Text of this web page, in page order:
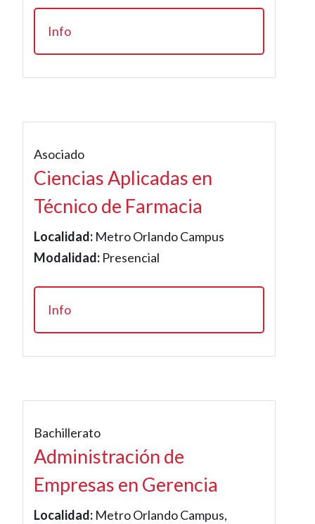
Info
Asociado
Ciencias Aplicadas en
Técnico de Farmacia
Localidad: Metro Orlando Campus
Modalidad: Presencial
Info
Bachillerato
Administración de
Empresas en Gerencia
Localidad: Metro Orlando Campus,